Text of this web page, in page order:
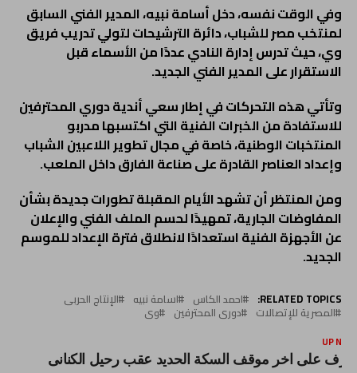
وفي الوقت نفسه، دخل أسامة نبيه، المدير الفني السابق
لمنتخب مصر للشباب، دائرة الترشيحات لتولي تدريب فريق
وي، حيث تدرس إدارة النادي عددًا من الأسماء قبل
الاستقرار على المدير الفني الجديد.
وتأتي هذه التحركات في إطار سعي أندية دوري المحترفين
للاستفادة من الخبرات الفنية التي اكتسبها مدربو
المنتخبات الوطنية، خاصة في مجال تطوير اللاعبين الشباب
وإعداد العناصر القادرة على صناعة الفارق داخل الملعب.
ومن المنتظر أن تشهد الأيام المقبلة تطورات جديدة بشأن
المفاوضات الجارية، تمهيدًا لحسم الملف الفني والإعلان
عن الأجهزة الفنية استعدادًا لانطلاق فترة الإعداد للموسم
الجديد.
RELATED TOPICS: احمد الكاس اسامة نبيه الإنتاج الحربى
المصرية للإتصالات دورى المحترفين وى
UP
على اخر موقف السكة الحديد عقب رحيل الكنانى